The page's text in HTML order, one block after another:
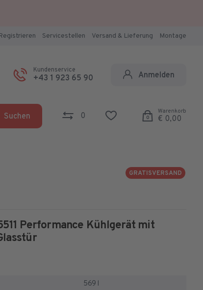
Servicestellen Versand & Lieferung Montage
Kundenservice
+43 1 923 65 90 Anmelden
Suchen 0 0
Warenkorb
€ 0,00
GRATISVERSAND
Performance Kühlgerät mit
569 l